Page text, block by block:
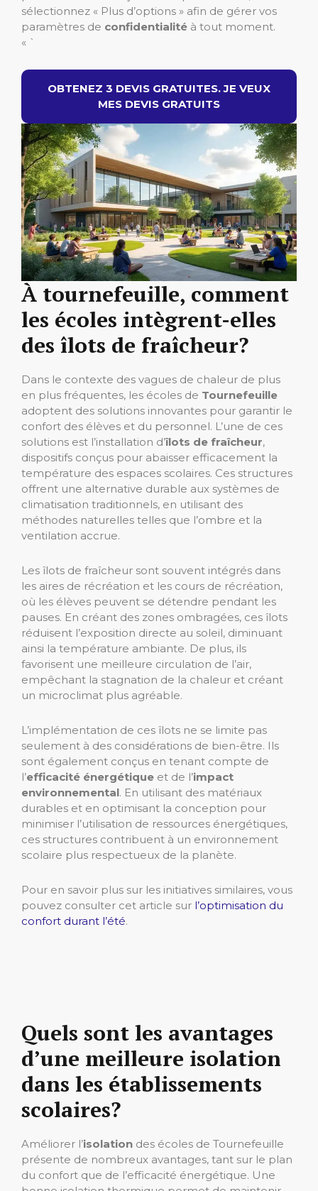
sélectionnez « Plus d’options » afin de gérer vos
paramètres de confidentialité à tout moment.
« `
OBTENEZ 3 DEVIS GRATUITES. JE VEUX
MES DEVIS GRATUITS
À tournefeuille, comment
les écoles intègrent-elles
des îlots de fraîcheur?
Dans le contexte des vagues de chaleur de plus
en plus fréquentes, les écoles de Tournefeuille
adoptent des solutions innovantes pour garantir le
confort des élèves et du personnel. L’une de ces
solutions est l’installation d’îlots de fraîcheur,
dispositifs conçus pour abaisser efficacement la
température des espaces scolaires. Ces structures
offrent une alternative durable aux systèmes de
climatisation traditionnels, en utilisant des
méthodes naturelles telles que l’ombre et la
ventilation accrue.
Les îlots de fraîcheur sont souvent intégrés dans
les aires de récréation et les cours de récréation,
où les élèves peuvent se détendre pendant les
pauses. En créant des zones ombragées, ces îlots
réduisent l’exposition directe au soleil, diminuant
ainsi la température ambiante. De plus, ils
favorisent une meilleure circulation de l’air,
empêchant la stagnation de la chaleur et créant
un microclimat plus agréable.
L’implémentation de ces îlots ne se limite pas
seulement à des considérations de bien-être. Ils
sont également conçus en tenant compte de
l’efficacité énergétique et de l’impact
environnemental. En utilisant des matériaux
durables et en optimisant la conception pour
minimiser l’utilisation de ressources énergétiques,
ces structures contribuent à un environnement
scolaire plus respectueux de la planète.
Pour en savoir plus sur les initiatives similaires, vous
pouvez consulter cet article sur l’optimisation du
confort durant l’été.
Quels sont les avantages
d’une meilleure isolation
dans les établissements
scolaires?
Améliorer l’isolation des écoles de Tournefeuille
présente de nombreux avantages, tant sur le plan
du confort que de l’efficacité énergétique. Une